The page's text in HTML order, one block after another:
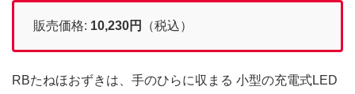
販売価格: 10,230円 （税込）
RBたねほおずきは、手のひらに収まる 小型の充電式LED